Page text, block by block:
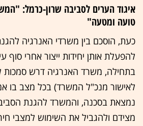
איגוד הערים לסביבה שרון-כרמל:
טועה ומטעה"
כעת, הוסכם בין משרדי האנרגיה
להפעלת אותן יחידות ייצור אחרי
בתחילה, משרד האנרגיה דרש סמכות
לאישור מנכ"ל המשרד) בכל מצב בו
נמצאת בסכנה, והמשרד להגנת
מצידם ולהגביל את השימוש למצבי